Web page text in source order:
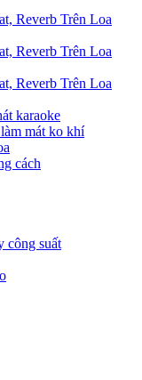
Reverb Trên Loa
Reverb Trên Loa
Reverb Trên Loa
karaoke
mát ko khí
cách
công suất